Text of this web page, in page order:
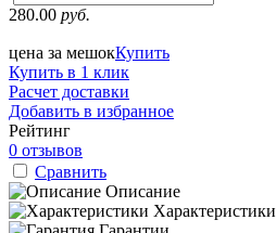
280.00 руб.
цена за мешокКупить
Купить в 1 клик
Расчет доставки
Добавить в избранное
Рейтинг
0 отзывов
Сравнить
Описание
Характеристики